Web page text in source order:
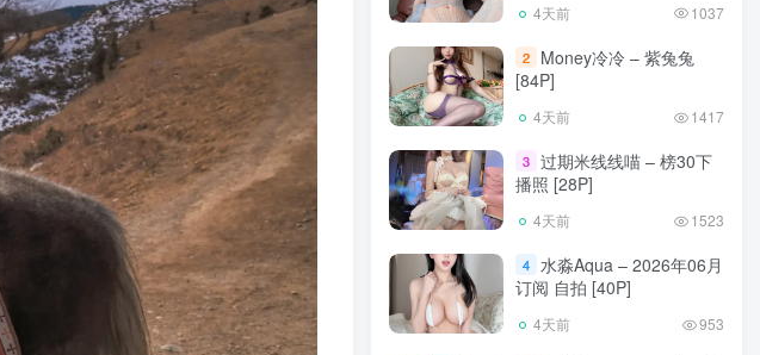
4天前 1037
2
Money冷冷 – 紫兔兔
[84P]
4天前 1417
3 过期米线线喵 – 榜30下
播照 [28P]
4天前 1523
4 水淼Aqua – 2026年06月
订阅 自拍 [40P]
4天前 953